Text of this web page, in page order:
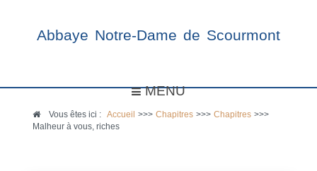
Abbaye Notre-Dame de Scourmont
MENU
Vous êtes ici :Accueil >>> Chapitres >>> Chapitres >>>
Malheur à vous, riches